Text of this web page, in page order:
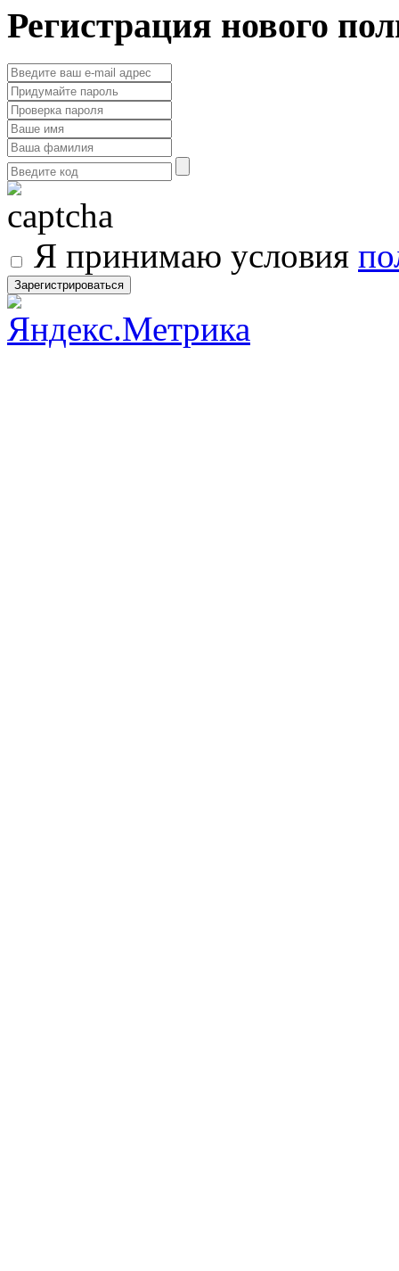
Регистрация нового
Я принимаю условия